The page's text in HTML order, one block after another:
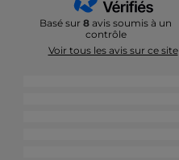
Basé sur 8 avis soumis à un
contrôle
Voir tous les avis sur ce site